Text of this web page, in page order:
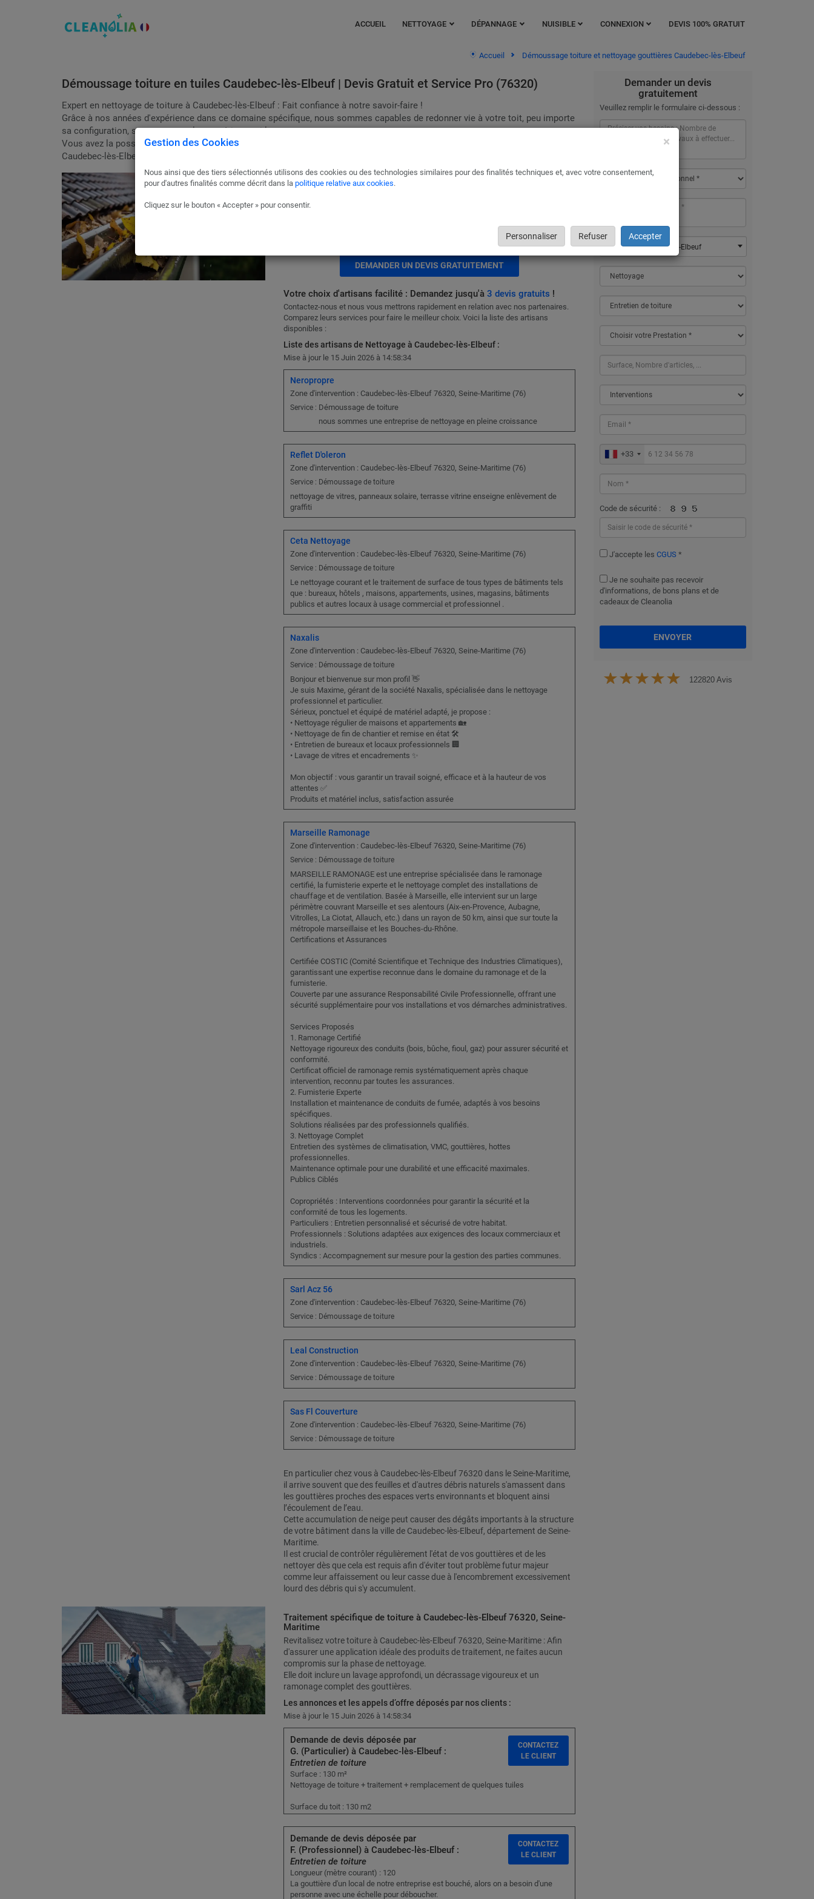
ACCUEIL NETTOYAGE DÉPANNAGE NUISIBLE CONNEXION DEVIS 100% GRATUIT
Accueil Démoussage toiture et nettoyage gouttières Caudebec-lès-Elbeuf
Démoussage toiture en tuiles Caudebec-lès-Elbeuf | Devis Gratuit et Service Pro (76320)
Expert en nettoyage de toiture à Caudebec-lès-Elbeuf : Fait confiance à notre savoir-faire !
Grâce à nos années d'expérience dans ce domaine spécifique, nous sommes capables de redonner vie à votre toit, peu importe
sa configuration, sa structure et les matériaux qui le composent.
Vous avez la possibilité de solliciter des devis gratuits auprès de Cleanolia pour le
Caudebec-lès-Elbeuf 76320 et comparer jusqu'à trois offres de professionnels en toute simplicité.
Entretien des gouttières à Caudebec-lès-Elbeuf
Réactivité et fiabilité, comptez sur notre équipe dynamique et disponible pour
effectuer les réparations nécessaires afin de préserver votre confort et votre
DEMANDER UN DEVIS GRATUITEMENT
Votre choix d'artisans facilité : Demandez jusqu'à 3 devis gratuits !
Contactez-nous et nous vous mettrons rapidement en relation avec nos partenaires.
Comparez leurs services pour faire le meilleur choix. Voici la liste des artisans
disponibles :
Liste des artisans de Nettoyage à Caudebec-lès-Elbeuf :
Mise à jour le 15 Juin 2026 à 14:58:34
Neropropre
Zone d'intervention : Caudebec-lès-Elbeuf 76320, Seine-Maritime (76)
Service : Démoussage de toiture
nous sommes une entreprise de nettoyage en pleine croissance
Reflet D'oleron
Zone d'intervention : Caudebec-lès-Elbeuf 76320, Seine-Maritime (76)
Service : Démoussage de toiture
nettoyage de vitres, panneaux solaire, terrasse vitrine enseigne enlèvement de
graffiti
Ceta Nettoyage
Zone d'intervention : Caudebec-lès-Elbeuf 76320, Seine-Maritime (76)
Service : Démoussage de toiture
Le nettoyage courant et le traitement de surface de tous types de bâtiments tels
que : bureaux, hôtels , maisons, appartements, usines, magasins, bâtiments
publics et autres locaux à usage commercial et professionnel .
Naxalis
Zone d'intervention : Caudebec-lès-Elbeuf 76320, Seine-Maritime (76)
Service : Démoussage de toiture
Bonjour et bienvenue sur mon profil 👋
Je suis Maxime, gérant de la société Naxalis, spécialisée dans le nettoyage
professionnel et particulier.
Sérieux, ponctuel et équipé de matériel adapté, je propose :
• Nettoyage régulier de maisons et appartements 🏡
• Nettoyage de fin de chantier et remise en état 🛠️
• Entretien de bureaux et locaux professionnels 🏢
• Lavage de vitres et encadrements ✨
Mon objectif : vous garantir un travail soigné, efficace et à la hauteur de vos
attentes ✅
Produits et matériel inclus, satisfaction assurée
Marseille Ramonage
Zone d'intervention : Caudebec-lès-Elbeuf 76320, Seine-Maritime (76)
Service : Démoussage de toiture
MARSEILLE RAMONAGE est une entreprise spécialisée dans le ramonage
certifié, la fumisterie experte et le nettoyage complet des installations de
chauffage et de ventilation. Basée à Marseille, elle intervient sur un large
périmètre couvrant Marseille et ses alentours (Aix-en-Provence, Aubagne,
Vitrolles, La Ciotat, Allauch, etc.) dans un rayon de 50 km, ainsi que sur toute la
métropole marseillaise et les Bouches-du-Rhône.
Certifications et Assurances
Certifiée COSTIC (Comité Scientifique et Technique des Industries Climatiques),
garantissant une expertise reconnue dans le domaine du ramonage et de la
fumisterie.
Couverte par une assurance Responsabilité Civile Professionnelle, offrant une
sécurité supplémentaire pour vos installations et vos démarches administratives.
Services Proposés
1. Ramonage Certifié
Nettoyage rigoureux des conduits (bois, bûche, fioul, gaz) pour assurer sécurité et
conformité.
Certificat officiel de ramonage remis systématiquement après chaque
intervention, reconnu par toutes les assurances.
2. Fumisterie Experte
Installation et maintenance de conduits de fumée, adaptés à vos besoins
spécifiques.
Solutions réalisées par des professionnels qualifiés.
3. Nettoyage Complet
Entretien des systèmes de climatisation, VMC, gouttières, hottes
professionnelles.
Maintenance optimale pour une durabilité et une efficacité maximales.
Publics Ciblés
Copropriétés : Interventions coordonnées pour garantir la sécurité et la
conformité de tous les logements.
Particuliers : Entretien personnalisé et sécurisé de votre habitat.
Professionnels : Solutions adaptées aux exigences des locaux commerciaux et
industriels.
Syndics : Accompagnement sur mesure pour la gestion des parties communes.
Sarl Acz 56
Zone d'intervention : Caudebec-lès-Elbeuf 76320, Seine-Maritime (76)
Service : Démoussage de toiture
Leal Construction
Zone d'intervention : Caudebec-lès-Elbeuf 76320, Seine-Maritime (76)
Service : Démoussage de toiture
Sas Fl Couverture
Zone d'intervention : Caudebec-lès-Elbeuf 76320, Seine-Maritime (76)
Service : Démoussage de toiture
En particulier chez vous à Caudebec-lès-Elbeuf 76320 dans le Seine-Maritime,
il arrive souvent que des feuilles et d'autres débris naturels s'amassent dans
les gouttières proches des espaces verts environnants et bloquent ainsi
l’écoulement de l’eau.
Cette accumulation de neige peut causer des dégâts importants à la structure
de votre bâtiment dans la ville de Caudebec-lès-Elbeuf, département de Seine-
Maritime.
Il est crucial de contrôler régulièrement l'état de vos gouttières et de les
nettoyer dès que cela est requis afin d'éviter tout problème futur majeur
comme leur affaissement ou leur casse due à l'encombrement excessivement
lourd des débris qui s'y accumulent.
Traitement spécifique de toiture à Caudebec-lès-Elbeuf 76320, Seine-
Maritime
Revitalisez votre toiture à Caudebec-lès-Elbeuf 76320, Seine-Maritime : Afin
d'assurer une application idéale des produits de traitement, ne faites aucun
compromis sur la phase de nettoyage.
Elle doit inclure un lavage approfondi, un décrassage vigoureux et un
ramonage complet des gouttières.
Les annonces et les appels d’offre déposés par nos clients :
Mise à jour le 15 Juin 2026 à 14:58:34
Demande de devis déposée par
G. (Particulier) à Caudebec-lès-Elbeuf :
Entretien de toiture
Surface : 130 m²
Nettoyage de toiture + traitement + remplacement de quelques tuiles
Surface du toit : 130 m2
CONTACTEZ
LE CLIENT
Demande de devis déposée par
F. (Professionnel) à Caudebec-lès-Elbeuf :
Entretien de toiture
Longueur (mètre courant) : 120
La gouttière d'un local de notre entreprise est bouché, alors on a besoin d'une
personne avec une échelle pour déboucher.
CONTACTEZ
LE CLIENT
Demander un devis
gratuitement
Veuillez remplir le formulaire ci-dessous :
76320 - Caudebec-lès-Elbeuf
+33
Code de sécurité :
J'accepte les CGUS *
Je ne souhaite pas recevoir
d'informations, de bons plans et de
cadeaux de Cleanolia
ENVOYER
122820 Avis
Gestion des Cookies ×
Nous ainsi que des tiers sélectionnés utilisons des cookies ou des technologies similaires pour des finalités techniques et, avec votre consentement,
pour d'autres finalités comme décrit dans la politique relative aux cookies.
Cliquez sur le bouton « Accepter » pour consentir.
Personnaliser Refuser Accepter